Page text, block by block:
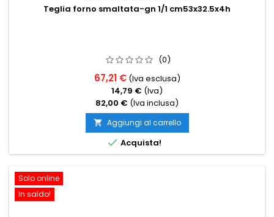
Teglia forno smaltata-gn 1/1 cm53x32.5x4h
(0)
67,21 € (Iva esclusa)
14,79 € (Iva)
82,00 € (Iva inclusa)
 Aggiungi al carrello
 Acquista!
Solo online
In saldo!